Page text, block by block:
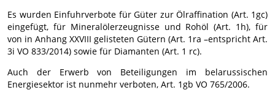
Es wurden Einfuhrverbote für Güter zur Ölraffination (Art. 1gc)
eingefügt, für Mineralölerzeugnisse und Rohöl (Art. 1h), für
von in Anhang XXVIII gelisteten Gütern (Art. 1ra –entspricht Art.
3i VO 833/2014) sowie für Diamanten (Art. 1 rc).
Auch der Erwerb von Beteiligungen im belarussischen
Energiesektor ist nunmehr verboten, Art. 1gb VO 765/2006.